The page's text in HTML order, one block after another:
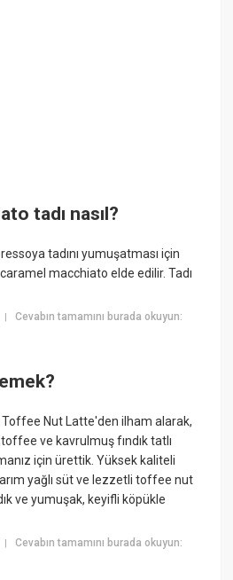
tadı nasıl?
tadını yumuşatması için
macchiato elde edilir. Tadı
|Cevabın tamamını burada okuyun:
Nut Latte'den ilham alarak,
ve kavrulmuş fındık tatlı
için ürettik. Yüksek kaliteli
yağlı süt ve lezzetli toffee nut
ve yumuşak, keyifli köpükle
|Cevabın tamamını burada okuyun: